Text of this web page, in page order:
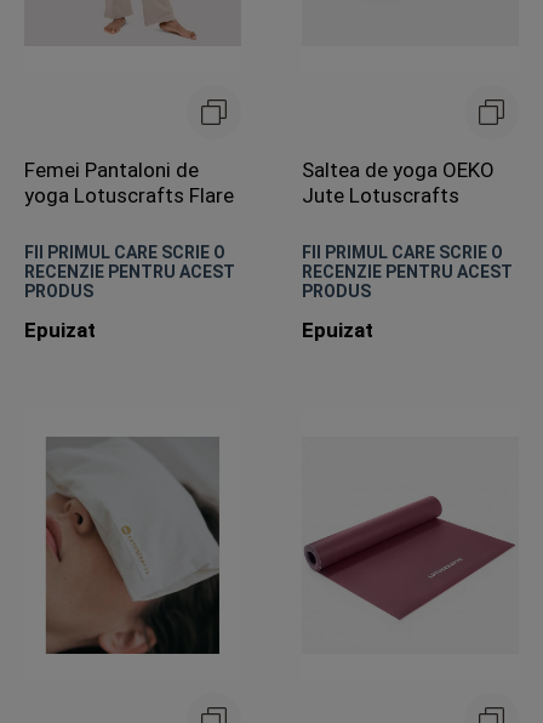
Femei Pantaloni de
yoga Lotuscrafts Flare
FII PRIMUL CARE SCRIE O
RECENZIE PENTRU ACEST
PRODUS
Epuizat
Saltea de yoga OEKO
Jute Lotuscrafts
FII PRIMUL CARE SCRIE O
RECENZIE PENTRU ACEST
PRODUS
Epuizat